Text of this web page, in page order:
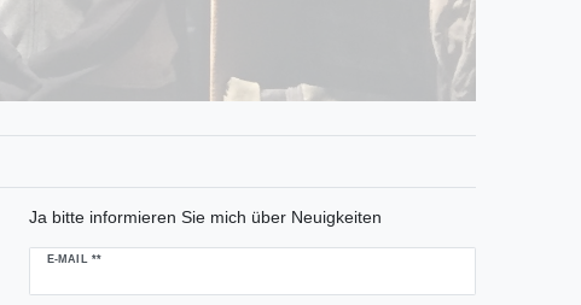
Ja bitte informieren Sie mich über Neuigkeiten
E-MAIL **
Newsletter